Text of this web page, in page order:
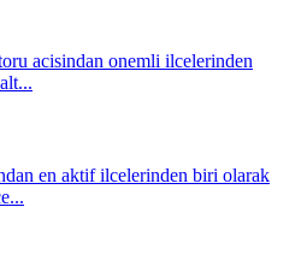
acisindan onemli ilcelerinden
...
en aktif ilcelerinden biri olarak
...